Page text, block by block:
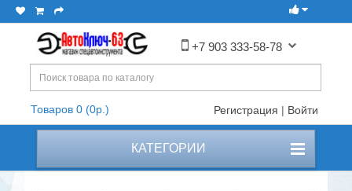
+7 903 333-58-78
Товаров 0 (0р.) Регистрация | Войти
КАТЕГОРИИ